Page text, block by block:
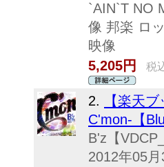
`AIN`T NO
像 邦楽 ロ
映像
5,205円
税
2.
【楽天
C'mon-【
B'z【
2012年05